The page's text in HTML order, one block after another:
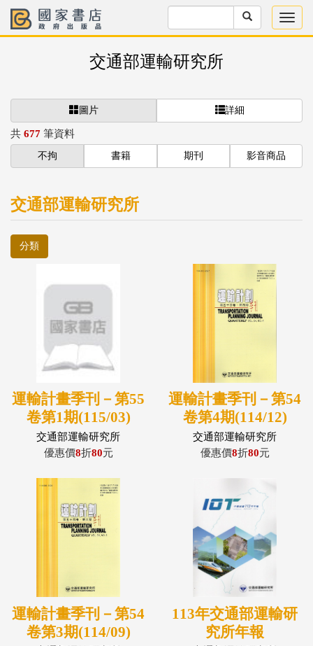
交通部運輸研究所
圖片 詳細
共 677 筆資料
不拘 書籍 期刊 影音商品
交通部運輸研究所
分類
運輸計畫季刊－第55
卷第1期(115/03)
交通部運輸研究所
優惠價8折80元
運輸計畫季刊－第54
卷第4期(114/12)
交通部運輸研究所
優惠價8折80元
運輸計畫季刊－第54
卷第3期(114/09)
113年交通部運輸研
究所年報